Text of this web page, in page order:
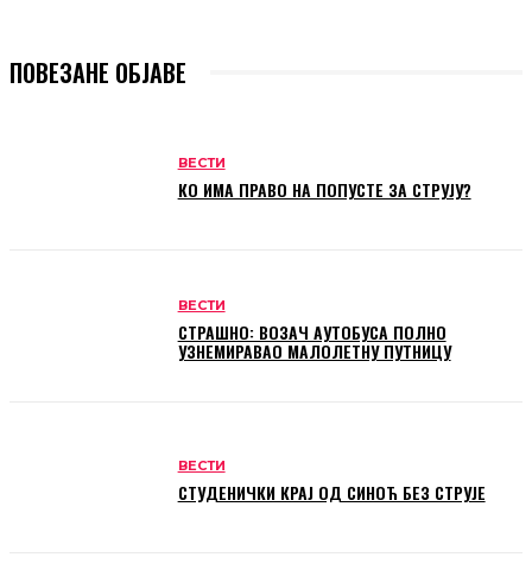
ПОВЕЗАНЕ ОБЈАВЕ
ВЕСТИ
КО ИМА ПРАВО НА ПОПУСТЕ ЗА СТРУЈУ?
ВЕСТИ
СТРАШНО: ВОЗАЧ АУТОБУСА ПОЛНО
УЗНЕМИРАВАО МАЛОЛЕТНУ ПУТНИЦУ
ВЕСТИ
СТУДЕНИЧКИ КРАЈ ОД СИНОЋ БЕЗ СТРУЈЕ